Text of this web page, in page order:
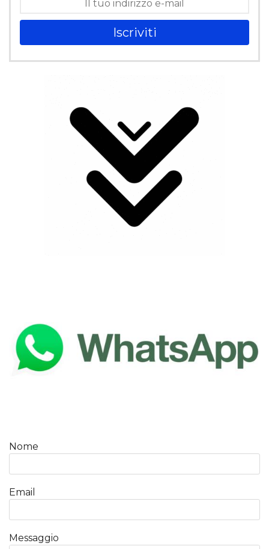
Iscriviti
Nome
Email
Messaggio